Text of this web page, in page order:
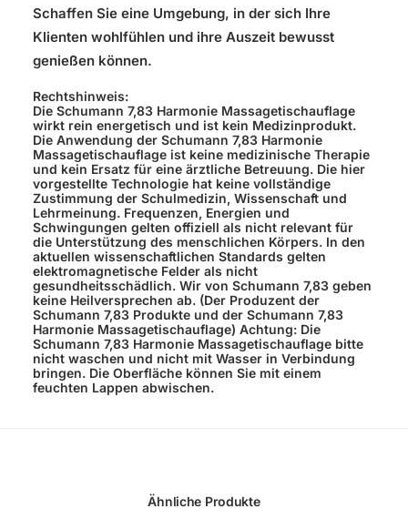
Schaffen Sie eine Umgebung, in der sich Ihre
Klienten wohlfühlen und ihre Auszeit bewusst
genießen können.
Rechtshinweis:
Die Schumann 7,83 Harmonie Massagetischauflage
wirkt rein energetisch und ist kein Medizinprodukt.
Die Anwendung der Schumann 7,83 Harmonie
Massagetischauflage ist keine medizinische Therapie
und kein Ersatz für eine ärztliche Betreuung. Die hier
vorgestellte Technologie hat keine vollständige
Zustimmung der Schulmedizin, Wissenschaft und
Lehrmeinung. Frequenzen, Energien und
Schwingungen gelten offiziell als nicht relevant für
die Unterstützung des menschlichen Körpers. In den
aktuellen wissenschaftlichen Standards gelten
elektromagnetische Felder als nicht
gesundheitsschädlich. Wir von Schumann 7,83 geben
keine Heilversprechen ab. (Der Produzent der
Schumann 7,83 Produkte und der Schumann 7,83
Harmonie Massagetischauflage) Achtung: Die
Schumann 7,83 Harmonie Massagetischauflage bitte
nicht waschen und nicht mit Wasser in Verbindung
bringen. Die Oberfläche können Sie mit einem
feuchten Lappen abwischen.
Ähnliche Produkte